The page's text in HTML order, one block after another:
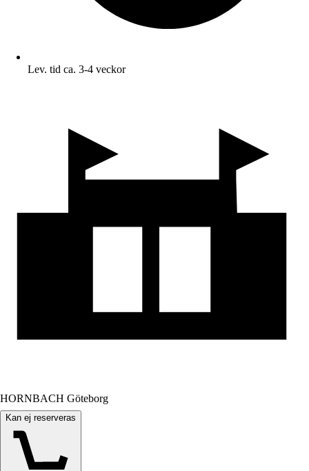
Lev. tid ca. 3-4 veckor
HORNBACH Göteborg
Kan ej reserveras